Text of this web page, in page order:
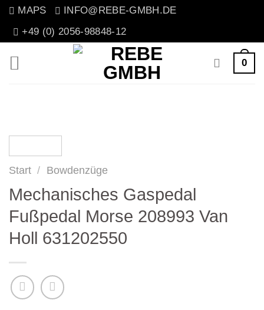
Zum
Inhalt
MAPS
INFO@REBE-GMBH.DE
+49 (0) 2056-98848-12
0
Start / Bowdenzüge
Mechanisches Gaspedal
Fußpedal Morse 208993 Van
Holl 631202550